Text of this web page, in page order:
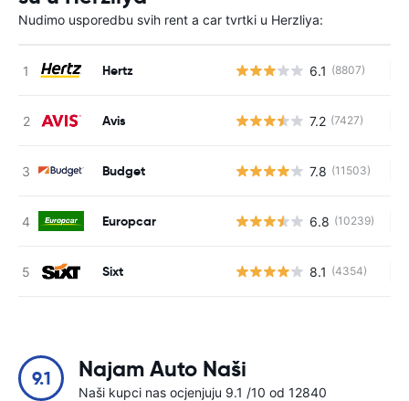
Nudimo usporedbu svih rent a car tvrtki u Herzliya:
Hertz 6.1 (8807)
Avis 7.2 (7427)
Budget 7.8 (11503)
Europcar 6.8 (10239)
Sixt 8.1 (4354)
9.1 Najam Auto Naši
Naši kupci nas ocjenjuju 9.1 /10 od 12840